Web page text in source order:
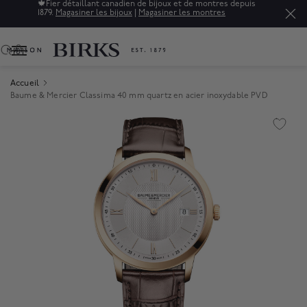
🍁 Fier détaillant canadien de bijoux et de montres depuis
1879. Magasiner les bijoux Magasiner les montres
0
Accueil
Baume & Mercier Classima 40 mm quartz en acier inoxydable PVD
Product Images